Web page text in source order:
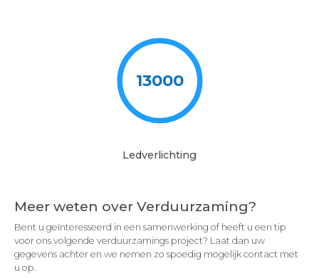
13000
Ledverlichting
Meer weten over Verduurzaming?
Bent u geïnteresseerd in een samenwerking of heeft u een tip
voor ons volgende verduurzamings project? Laat dan uw
gegevens achter en we nemen zo spoedig mogelijk contact met
u op.